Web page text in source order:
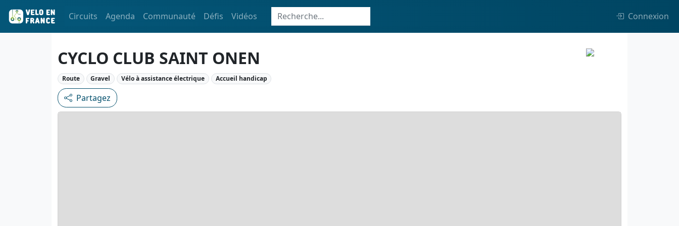
Circuits Agenda Communauté Défis Vidéos Connexion
CYCLO CLUB SAINT ONEN
Route Gravel Vélo à assistance électrique Accueil handicap
Partagez